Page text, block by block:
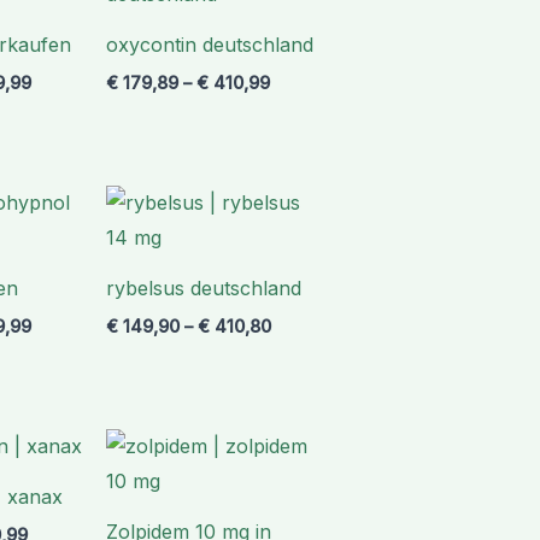
oxycontin deutschland
€179,89 –€410,99
Preisspanne:
€ 189,99
rybelsus deutschland
€149,90 –€410,80
Preisspanne:
€ 149,90
xanax
Preisspanne:
€ 167,65
€ 420,99
Zolpidem 10 mg in
Preisspanne:
€ 167,88